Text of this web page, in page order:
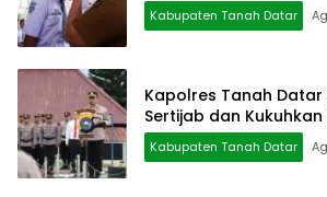
Kabupaten Tanah Datar
Kapolres Tanah Datar
Sertijab dan
Kabupaten Tanah Datar